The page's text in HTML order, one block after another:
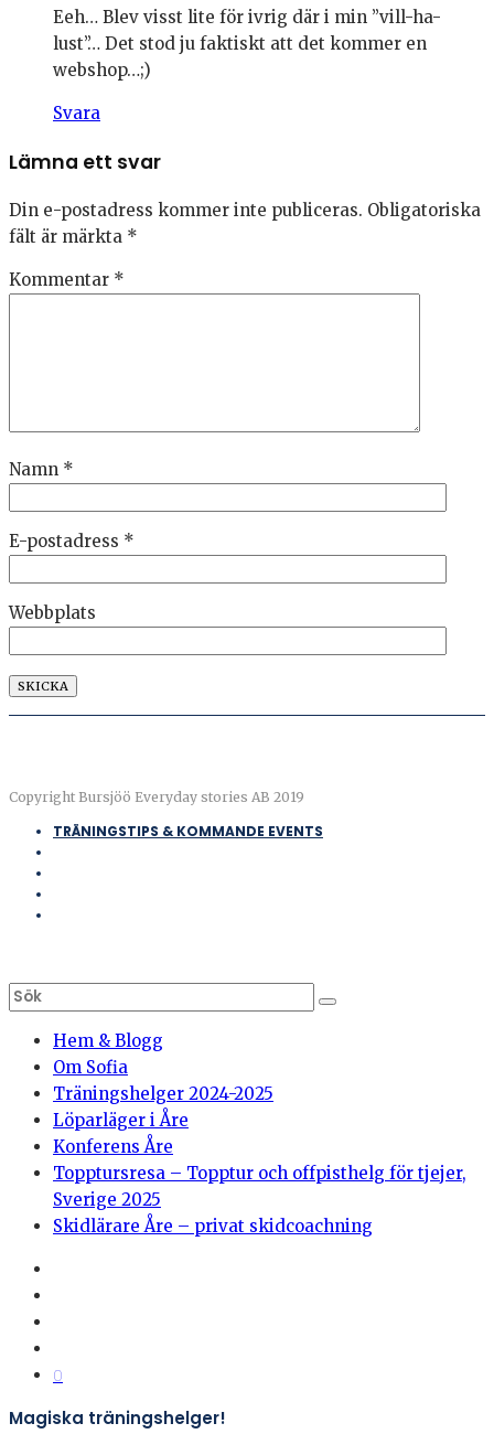
Eeh… Blev visst lite för ivrig där i min ”vill-ha-
lust”… Det stod ju faktiskt att det kommer en
webshop…;)
Svara
Lämna ett svar
Din e-postadress kommer inte publiceras. Obligatoriska
fält är märkta *
Kommentar *
Namn *
E-postadress *
Webbplats
Copyright Bursjöö Everyday stories AB 2019
TRÄNINGSTIPS & KOMMANDE EVENTS
Hem & Blogg
Om Sofia
Träningshelger 2024-2025
Löparläger i Åre
Konferens Åre
Topptursresa – Topptur och offpisthelg för tjejer,
Sverige 2025
Skidlärare Åre – privat skidcoachning
0
Magiska träningshelger!